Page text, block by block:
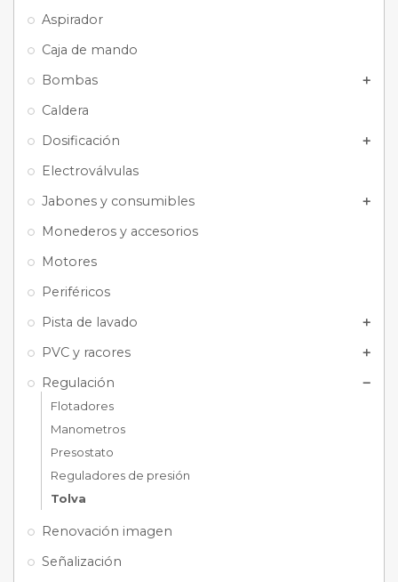
Aspirador
Caja de mando
Bombas
add
Caldera
Dosificación
add
Electroválvulas
Jabones y consumibles
add
Monederos y accesorios
Motores
Periféricos
Pista de lavado
add
PVC y racores add
Regulación remove
Flotadores
Manometros
Presostato
Reguladores de presión
Tolva
Renovación imagen
Señalización